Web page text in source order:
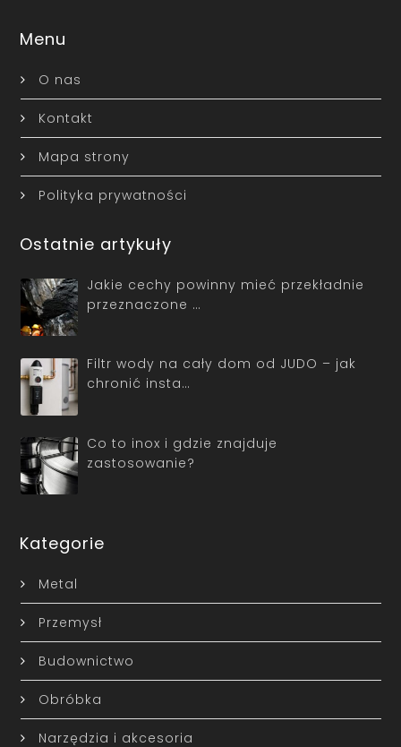
Menu
O nas
Kontakt
Mapa strony
Polityka prywatności
Ostatnie artykuły
Jakie cechy powinny mieć przekładnie
przeznaczone …
Filtr wody na cały dom od JUDO – jak
chronić insta…
Co to inox i gdzie znajduje
zastosowanie?
Kategorie
Metal
Przemysł
Budownictwo
Obróbka
Narzędzia i akcesoria